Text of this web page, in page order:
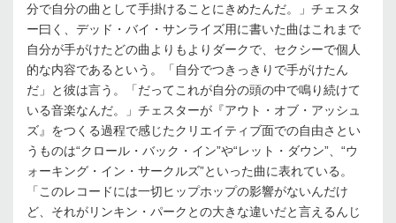
分で自分の曲として手掛けることにきめたんだ。」チェスタ
ー曰く、デッド・バイ・サンライズ用に書いた曲はこれまで
自分が手がけたどの曲よりもよりダークで、セクシーで個人
的な内容であるという。「自分でつきっきりで手がけたん
だ」と彼は言う。「だってこれが自分の頭の中で鳴り続けて
いる音楽なんだ。」チェスターが『アウト・オブ・アッシュ
ズ』をつくる過程で感じたクリエイティブ面での自由さとい
うものは“クロール・バック・イン”や“レット・ダウン”、“ウ
ォーキング・イン・サークルズ”といった曲に表れている。
「このレコードには一切ヒップホップの影響がないんだけ
ど、それがリンキン・パークとの大きな違いだと言えるんじ